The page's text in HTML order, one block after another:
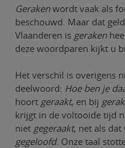
Gerakenwordt vaak als
beschouwd. Maar dat
Vlaanderen is geraken
deze woordparen kijkt u
Het verschil is overigens
deelwoord: Hoe ben je
hoort geraakt, en bij
krijgt in de voltooide tijd
niet gegeraakt, net als dat
gegeloofd. Onze taal